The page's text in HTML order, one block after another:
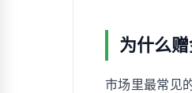
为什么
市场里最常见